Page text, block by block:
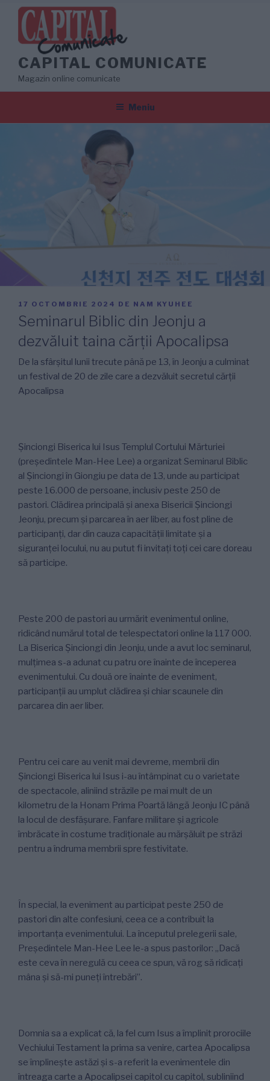
conținut
CAPITAL COMUNICATE
Magazin online comunicate
Meniu
PUBLICAT
PE
17 OCTOMBRIE 2024 DE NAM KYUHEE
Seminarul Biblic din Jeonju a
dezvăluit taina cărții Apocalipsa
De la sfârșitul lunii trecute până pe 13, în Jeonju a culminat
un festival de 20 de zile care a dezvăluit secretul cărții
Apocalipsa
Șinciongi Biserica lui Isus Templul Cortului Mărturiei
(președintele Man-Hee Lee) a organizat Seminarul Biblic
al Șinciongi în Giongiu pe data de 13, unde au participat
peste 16.000 de persoane, inclusiv peste 250 de
pastori. Clădirea principală și anexa Bisericii Șinciongi
Jeonju, precum și parcarea în aer liber, au fost pline de
participanți, dar din cauza capacității limitate și a
siguranței locului, nu au putut fi invitați toți cei care doreau
să participe.
Peste 200 de pastori au urmărit evenimentul online,
ridicând numărul total de telespectatori online la 117 000.
La Biserica Șinciongi din Jeonju, unde a avut loc seminarul,
mulțimea s-a adunat cu patru ore înainte de începerea
evenimentului. Cu două ore înainte de eveniment,
participanții au umplut clădirea și chiar scaunele din
parcarea din aer liber.
Pentru cei care au venit mai devreme, membrii din
Șinciongi Biserica lui Isus i-au întâmpinat cu o varietate
de spectacole, aliniind străzile pe mai mult de un
kilometru de la Honam Prima Poartă lângă Jeonju IC până
la locul de desfășurare. Fanfare militare și agricole
îmbrăcate în costume tradiționale au mărșăluit pe străzi
pentru a îndruma membrii spre festivitate.
În special, la eveniment au participat peste 250 de
pastori din alte confesiuni, ceea ce a contribuit la
importanța evenimentului. La începutul prelegerii sale,
Președintele Man-Hee Lee le-a spus pastorilor: „Dacă
este ceva în neregulă cu ceea ce spun, vă rog să ridicați
mâna și să-mi puneți întrebări”.
Domnia sa a explicat că, la fel cum Isus a împlinit prorociile
Vechiului Testament la prima sa venire, cartea Apocalipsa
se împlinește astăzi și s-a referit la evenimentele din
întreaga carte a Apocalipsei capitol cu capitol, subliniind